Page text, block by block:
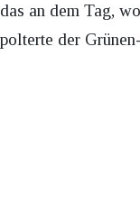
das an dem Tag,
polterte der